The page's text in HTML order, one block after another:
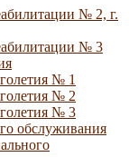
№ 2, г.
№ 3
№ 1
№ 2
№ 3
обслуживания